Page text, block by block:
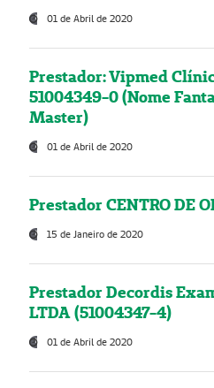
01 de Abril de 2020
Prestador: Vipmed
51004349-0 (Nome
Master)
01 de Abril de 2020
Prestador CENTRO DE
15 de Janeiro de 2020
Prestador Decordis
LTDA (51004347-4)
01 de Abril de 2020